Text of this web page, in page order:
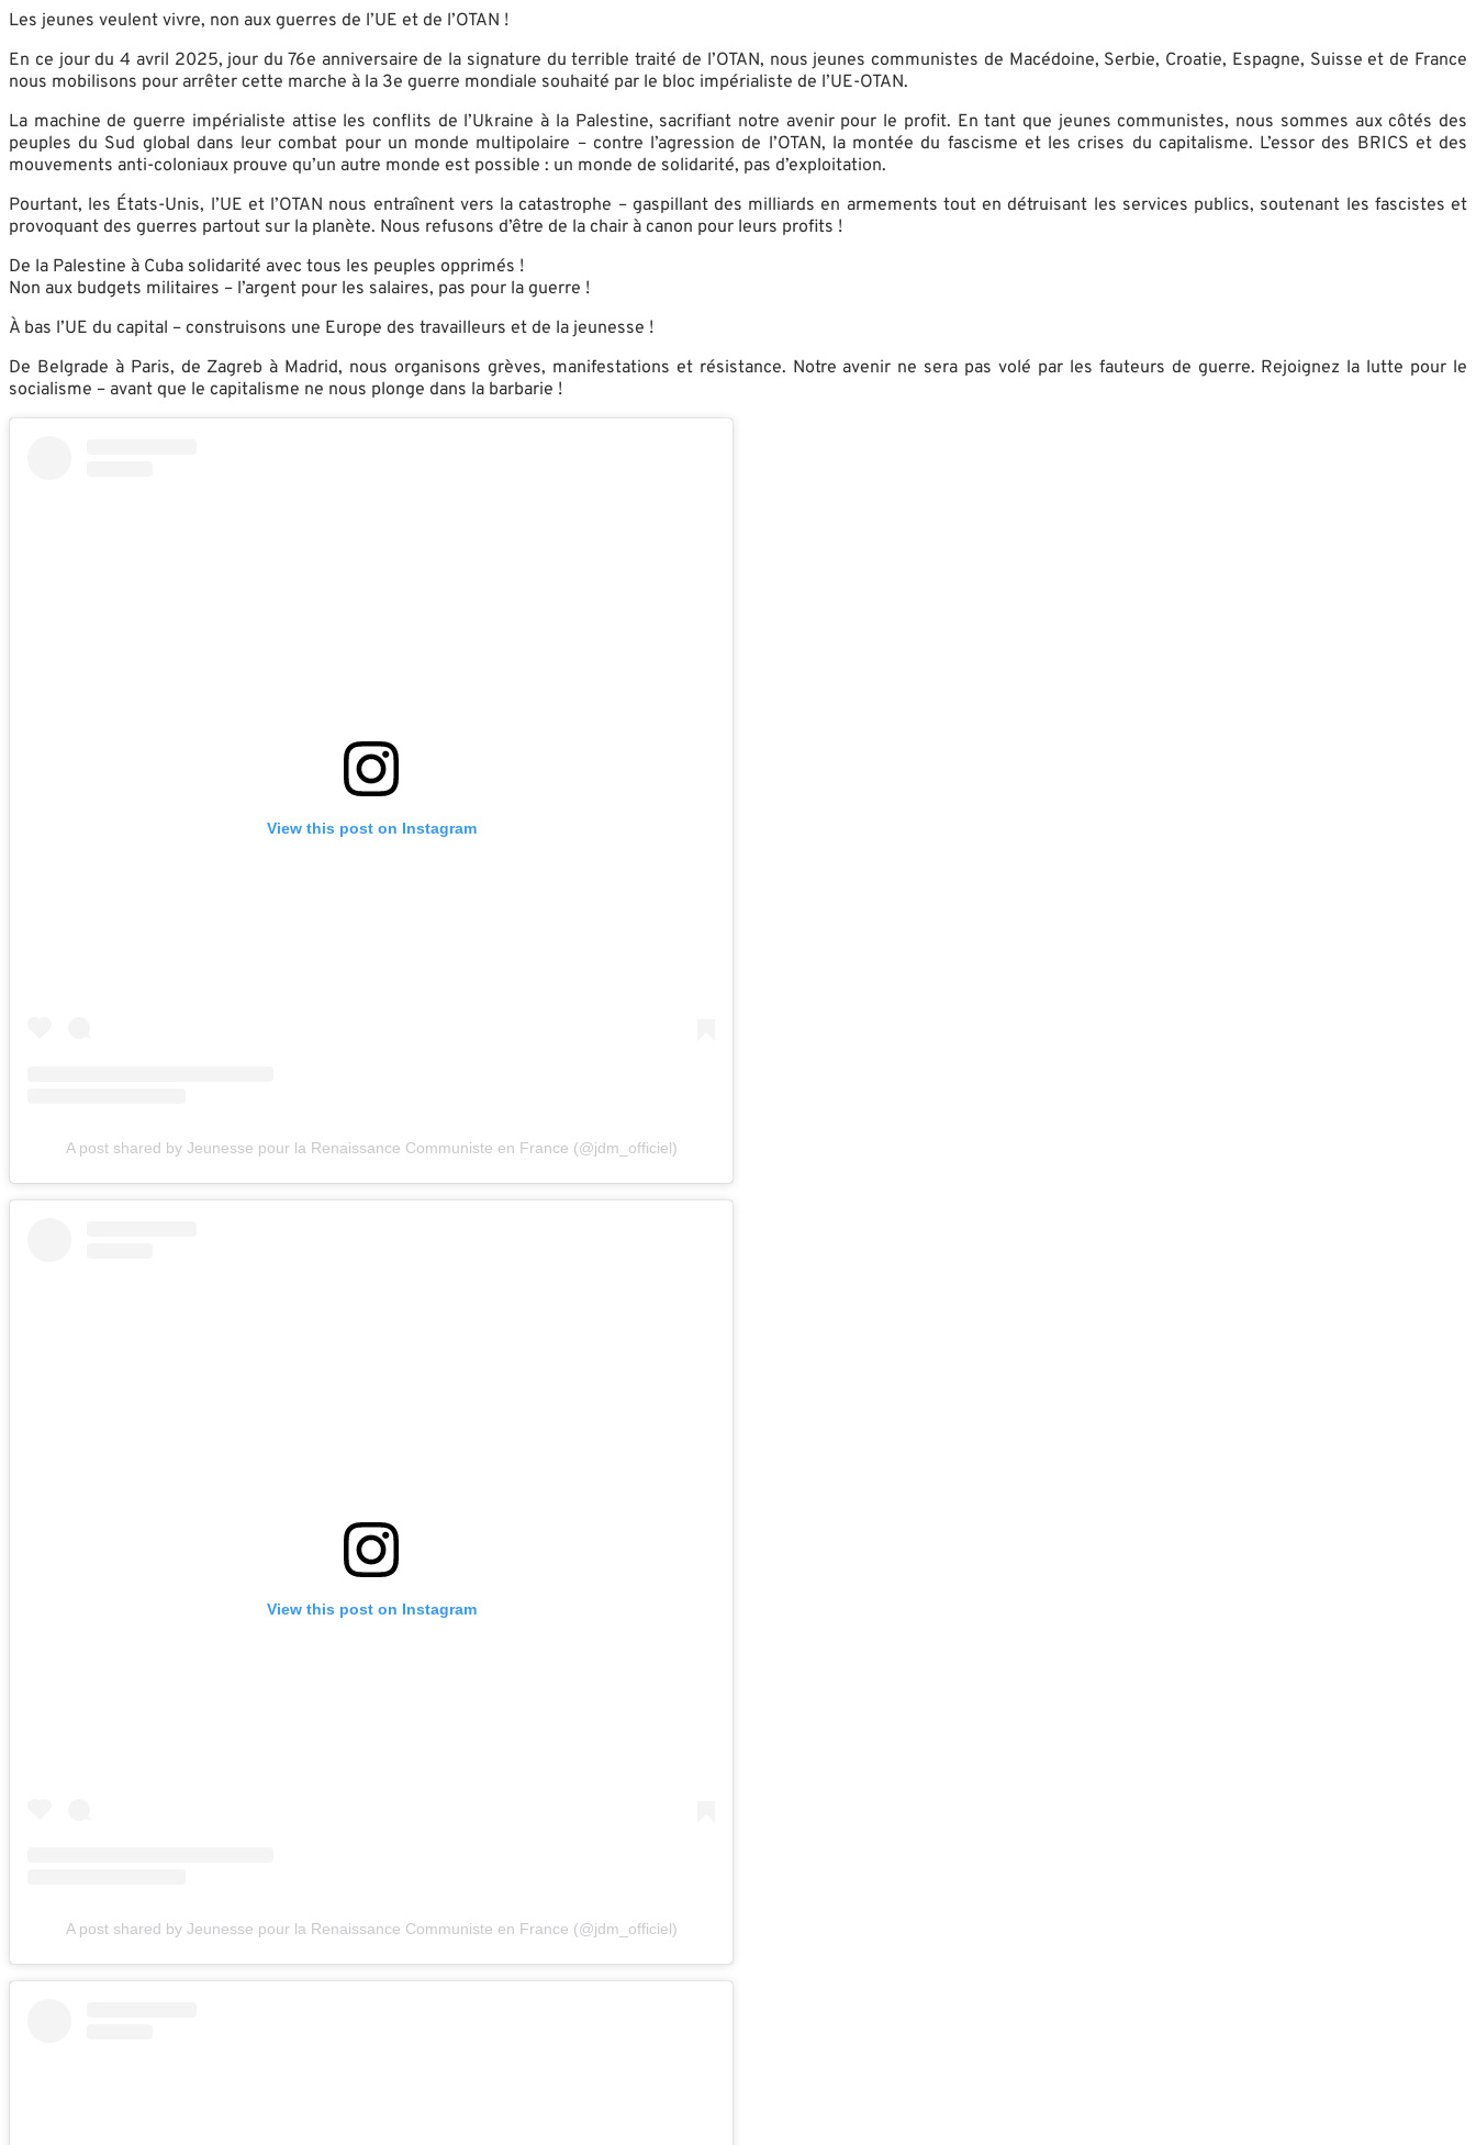
Les jeunes veulent vivre, non aux guerres de l’UE et de l’OTAN !
En ce jour du 4 avril 2025, jour du 76e anniversaire de la signature du terrible traité de l’OTAN, nous jeunes communistes de Macédoine, Serbie, Croatie, Espagne, Suisse et de France
nous mobilisons pour arrêter cette marche à la 3e guerre mondiale souhaité par le bloc impérialiste de l’UE-OTAN.
La machine de guerre impérialiste attise les conflits de l’Ukraine à la Palestine, sacrifiant notre avenir pour le profit. En tant que jeunes communistes, nous sommes aux côtés des
peuples du Sud global dans leur combat pour un monde multipolaire – contre l’agression de l’OTAN, la montée du fascisme et les crises du capitalisme. L’essor des BRICS et des
mouvements anti-coloniaux prouve qu’un autre monde est possible : un monde de solidarité, pas d’exploitation.
Pourtant, les États-Unis, l’UE et l’OTAN nous entraînent vers la catastrophe – gaspillant des milliards en armements tout en détruisant les services publics, soutenant les fascistes et
provoquant des guerres partout sur la planète. Nous refusons d’être de la chair à canon pour leurs profits !
De la Palestine à Cuba solidarité avec tous les peuples opprimés !
Non aux budgets militaires – l’argent pour les salaires, pas pour la guerre !
À bas l’UE du capital – construisons une Europe des travailleurs et de la jeunesse !
De Belgrade à Paris, de Zagreb à Madrid, nous organisons grèves, manifestations et résistance. Notre avenir ne sera pas volé par les fauteurs de guerre. Rejoignez la lutte pour le
socialisme – avant que le capitalisme ne nous plonge dans la barbarie !
View this post on Instagram
A post shared by Jeunesse pour la Renaissance Communiste en France (@jdm_officiel)
View this post on Instagram
A post shared by Jeunesse pour la Renaissance Communiste en France (@jdm_officiel)